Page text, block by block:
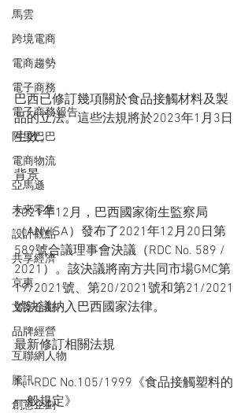
馬雲
跨境電商
電商趨勢
電子商務
電子商務報告
阿里巴巴
電商物流
亞馬遜
未來零售
設計觀點
共享經濟
京東
文案企劃
品牌經營
互聯網人物
騰訊
創意企劃
巴西已修訂幾項關於食品接觸材料及製
品的立法。這些法規將於2023年1月3日
生效。
背景
2021年12月，巴西國家衛生監察局
（ANVISA）發布了2021年12月20日第
589號合議理事會決議（RDC No. 589 /
2021）。該決議將南方共同市場GMC第
19/2021號、第20/2021號和第21/2021
號決議納入巴西國家法律。
最新修訂相關法規
1、RDC No.105/1999《食品接觸塑料的
一般規定》